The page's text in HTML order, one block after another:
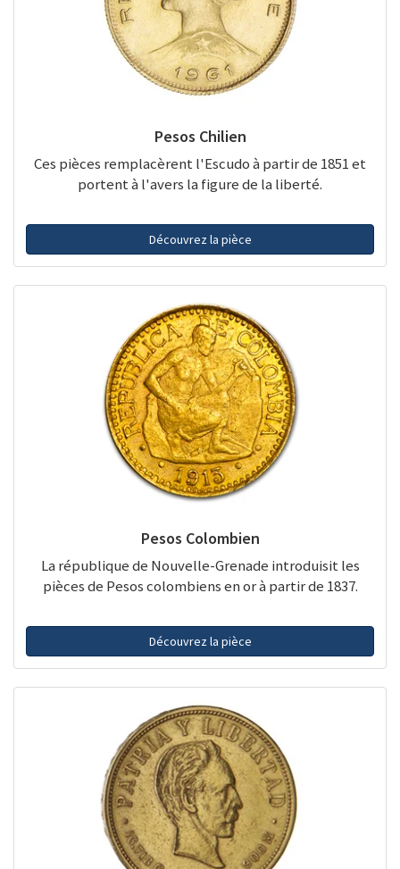
Pesos Chilien
Ces pièces remplacèrent l'Escudo à partir de 1851 et
portent à l'avers la figure de la liberté.
Découvrez la pièce
Pesos Colombien
La république de Nouvelle-Grenade introduisit les
pièces de Pesos colombiens en or à partir de 1837.
Découvrez la pièce